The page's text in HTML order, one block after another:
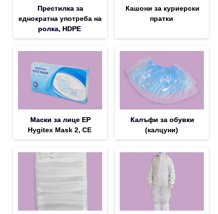
Престилка за
еднократна употреба на
ролка, HDPE
Кашони за куриерски
пратки
Маски за лице EP
Hygitex Mask 2, CE
Калъфи за обувки
(калцуни)